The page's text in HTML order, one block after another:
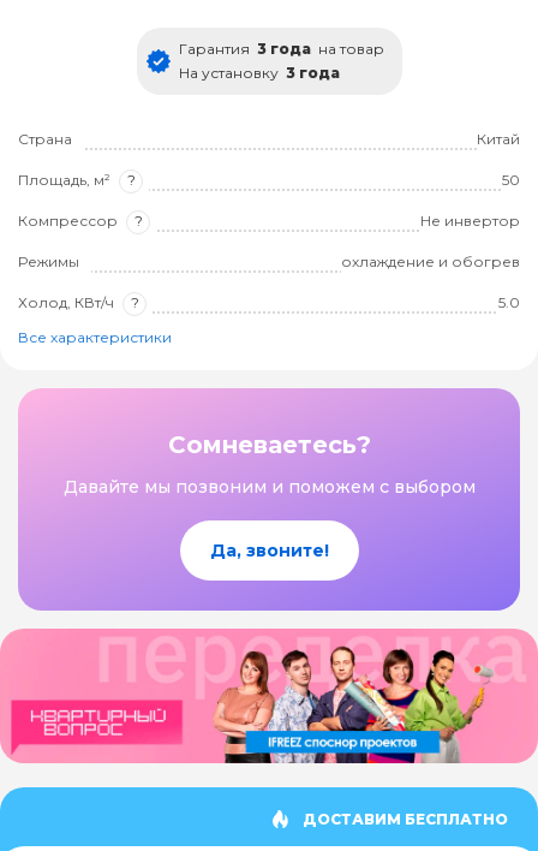
Гарантия 3 года на товар
На установку 3 года
Страна Китай
Площадь, м² ? 50
Компрессор ? Не инвертор
Режимы охлаждение и обогрев
Холод, КВт/ч ?
5.0
Все характеристики
Сомневаетесь?
Давайте мы позвоним и поможем с выбором
Да, звоните!
ДОСТАВИМ БЕСПЛАТНО